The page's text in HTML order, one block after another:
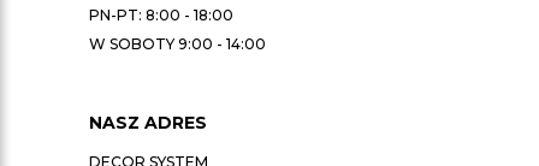
PN-PT: 8:00 - 18:00
W SOBOTY 9:00 - 14:00
NASZ ADRES
DECOR SYSTEM